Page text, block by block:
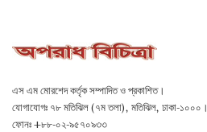
এস এম মোরশেদ কর্তৃক সম্পাদিত ও প্রকাশিত।
যোগাযোগঃ ৭৮ মতিঝিল (৭ম তলা), মতিঝিল, ঢাকা-১০০০।
ফোনঃ +৮৮-০২-৯৫৭০৯৩৩